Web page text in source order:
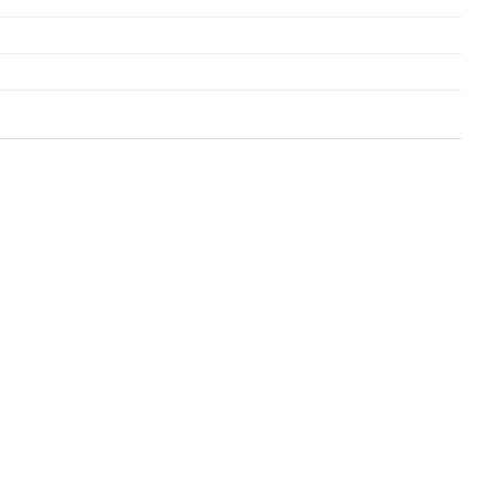
?
pendant de longues périodes et qui souffrent de
la possibilité d'un port prolongé.
Bausch + Lomb Ultra ?
de Bausch + Lomb Ultra ?